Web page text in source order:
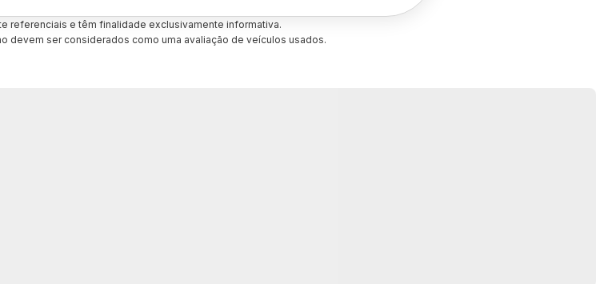
referenciais e têm finalidade exclusivamente informativa.
devem ser considerados como uma avaliação de veículos usados.